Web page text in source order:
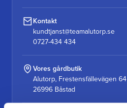
Kontakt
kundtjanst@teamalutorp.se
0727-434 434
Vores gårdbutik
Alutorp, Frestensfällevägen 64
26996 Båstad